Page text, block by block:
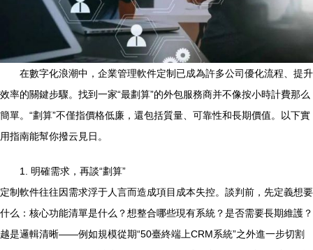
在數字化浪潮中，企業管理軟件定制已成為許多公司優化流程、提升
效率的關鍵步驟。找到一家“最劃算”的外包服務商并不像按小時計費那么
簡單。“劃算”不僅指價格低廉，還包括質量、可靠性和長期價值。以下實
用指南能幫你撥云見日。
1. 明確需求，再談“劃算”
定制軟件往往因需求浮于人言而造成項目成本失控。談判前，先定義想要
什么：核心功能清單是什么？想整合哪些現有系統？是否需要長期維護？
越是邏輯清晰——例如規模從期“50臺終端上CRM系統”之外進一步切割